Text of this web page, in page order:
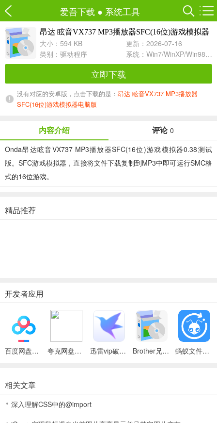
爱吾下载 ● 系统工具
昂达 眩音VX737 MP3播放器SFC(16位)游戏模拟器
0.38 测试版
大小：594 KB
更新：2026-07-16
类别： 驱动程序 系统：Win7/WinXP/Win98/Win8/Win10兼容软件
立即下载
没有对应的安卓版，点击下载的是： 昂达 眩音VX737 MP3播放器
SFC(16位)游戏模拟器电脑版
内容介绍 评论 0
Onda昂达眩音VX737 MP3播放器SFC(16位)游戏模拟器0.38测试
版。SFC游戏模拟器，直接将文件下载复制到MP3中即可运行SMC格
式的16位游戏。
精品推荐
开发者应用
百度网盘绿色免安装Pc电脑版 夸克网盘官方正式版 迅雷vip破解版永久会员2024版 Brother兄弟 MFC-8480DN多功能一体机ISIS驱动 蚂蚁文件（数据恢复大师）
相关文章
深入理解CSS中的@import